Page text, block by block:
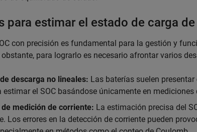
para estimar el estado de carga
con precisión es fundamental para la gestión y
para lograrlo es necesario afrontar varios
descarga no lineales: Las baterías suelen
el SOC basándose únicamente en mediciones
de medición de corriente: La estimación precisa del
Los errores en la detección de corriente pueden